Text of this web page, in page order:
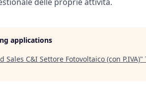
applications
Sales C&I Settore Fotovoltaico (con P.IVA)"